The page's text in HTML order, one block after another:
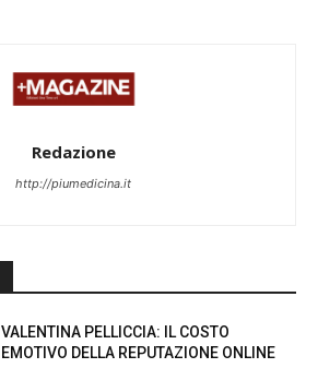
Redazione
http://piumedicina.it
VALENTINA PELLICCIA: IL COSTO
EMOTIVO DELLA REPUTAZIONE ONLINE